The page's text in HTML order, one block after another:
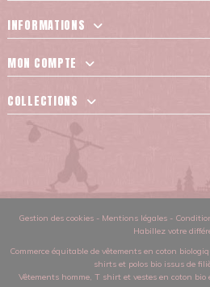
INFORMATIONS
MON COMPTE
COLLECTIONS
Gestion des cookies- Mentions légales-
Habillez votre
Commerce équitable de vêtements en coton
shirts et polos bio issus de
Vêtements homme, T shirt et vestes en coton